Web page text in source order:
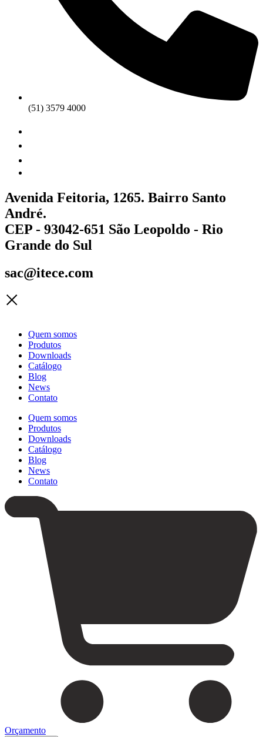
(51) 3579 4000
Avenida Feitoria, 1265. Bairro Santo
André.
CEP - 93042-651 São Leopoldo - Rio
Grande do Sul
sac@itece.com
Quem somos
Produtos
Downloads
Catálogo
Blog
News
Contato
Quem somos
Produtos
Downloads
Catálogo
Blog
News
Contato
Orçamento